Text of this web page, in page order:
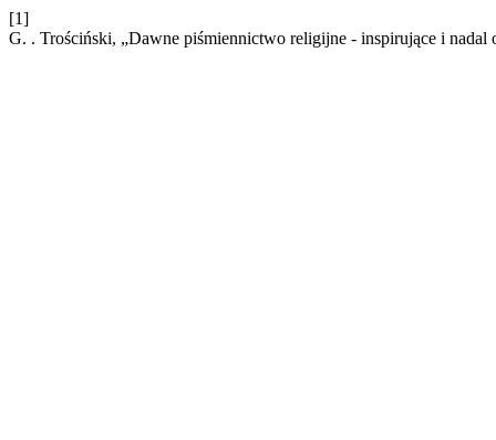
[1]
G. . Trościński, „Dawne piśmiennictwo religijne - inspirujące i